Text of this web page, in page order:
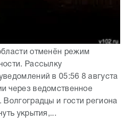
отменён режим
Рассылку
в 05:56 8 августа
через ведомственное
и гости региона
укрытия,...